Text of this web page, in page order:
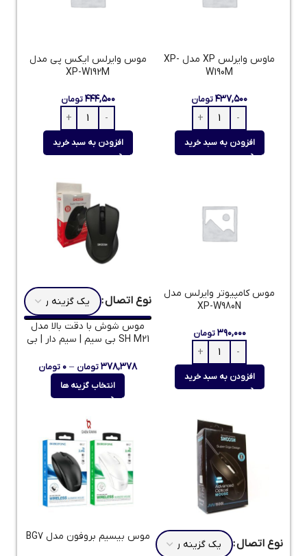
ماوس وایرلس XP مدل XP-
W190M
۴۳۷,۵۰۰تومان
افزودن به سبد خرید
موس وایرلس ایکس پی مدل
XP-W192M
۴۴۴,۵۰۰ تومان
افزودن به سبد خرید
موس کامپیوتر وایرلس مدل
XP-W980N
۳۹۰,۰۰۰ تومان
افزودن به سبد خرید
نوع اتصال
موس شوش با دقت بالا مدل
SH M21 بی سیم | سیم دار | بی
۳۷۸,۳۷۸تومان – ۰ تومان
انتخاب گزینه ها
نوع اتصال
موس بیسیم بروفون مدل BG7